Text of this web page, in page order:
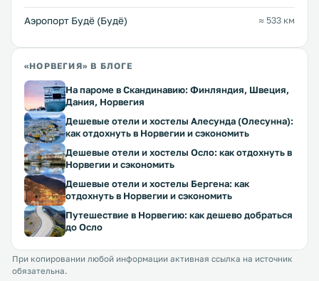
Аэропорт Будё (Будё) ≈ 533 км
«НОРВЕГИЯ» В БЛОГЕ
На пароме в Скандинавию: Финляндия, Швеция,
Дания, Норвегия
Дешевые отели и хостелы Алесунда (Олесунна):
как отдохнуть в Норвегии и сэкономить
Дешевые отели и хостелы Осло: как отдохнуть в
Норвегии и сэкономить
Дешевые отели и хостелы Бергена: как
отдохнуть в Норвегии и сэкономить
Путешествие в Норвегию: как дешево добраться
до Осло
При копировании любой информации активная ссылка на источник
обязательна.